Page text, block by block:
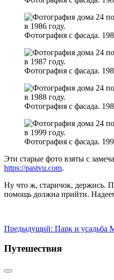
Фотография с фасада.
Фотография с фасада.
Фотография с фасада.
Фотография с фасада.
Эти старые фото взяты с
https://pastvu.com.
Ну что ж, старичок, держись.
помощь должна прийти.
Предыдущий: Парк и усадьба
Путешествия